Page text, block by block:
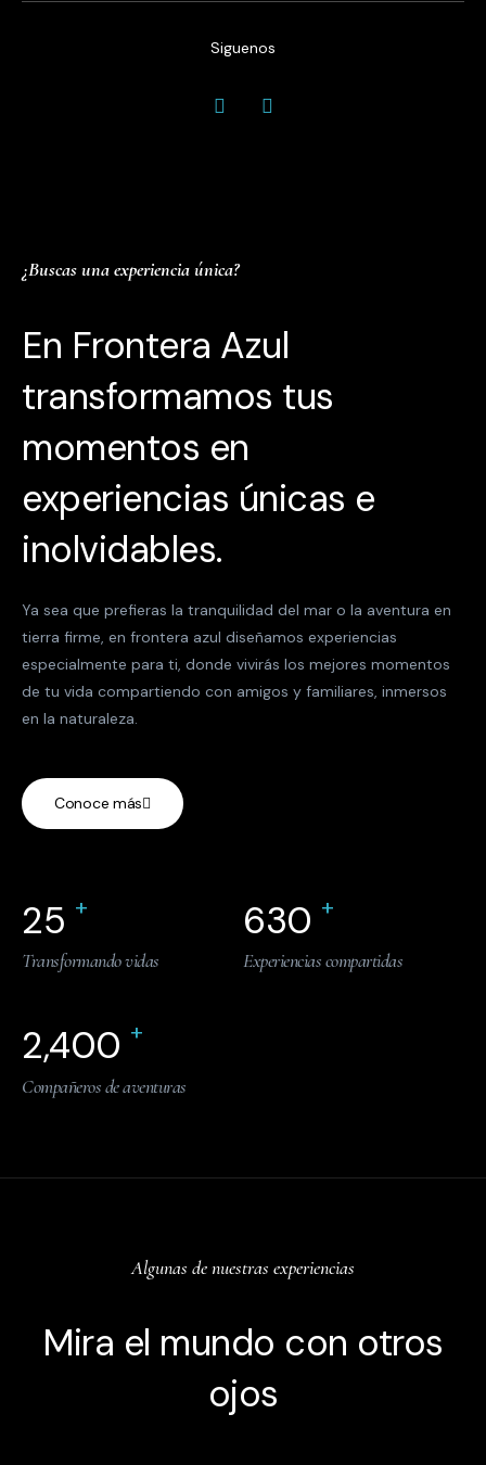
Siguenos
¿Buscas una experiencia única?
En Frontera Azul
transformamos tus
momentos en
experiencias únicas e
inolvidables.
Ya sea que prefieras la tranquilidad del mar o la aventura en
tierra firme, en frontera azul diseñamos experiencias
especialmente para ti, donde vivirás los mejores momentos
de tu vida compartiendo con amigos y familiares, inmersos
en la naturaleza.
Conoce más
25 +
Transformando vidas
630 +
Experiencias compartidas
2,400 +
Compañeros de aventuras
Algunas de nuestras experiencias
Mira el mundo con otros
ojos